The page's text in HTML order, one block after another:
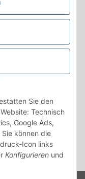
Sie den
Technisch
Google Ads,
können die
Icon links
Konfigurieren und